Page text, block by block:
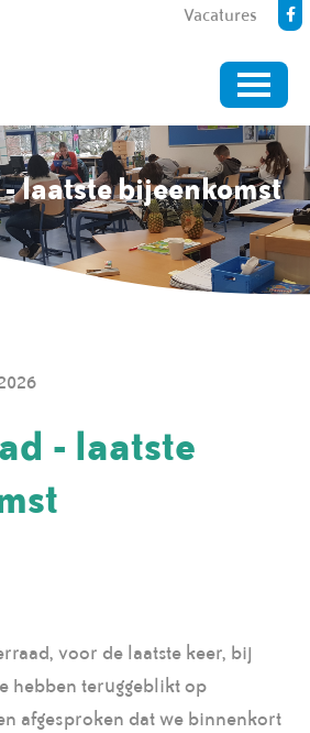
Vacatures
laatste bijeenkomst
- laatste
voor de laatste keer, bij
hebben teruggeblikt op
afgesproken dat we binnenkort